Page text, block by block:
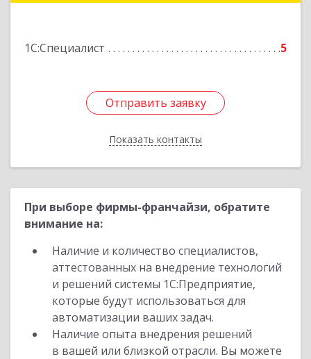
1С:Специалист 5
Отправить заявку
Показать контакты
Отправить заявку
Назад
При выборе фирмы-франчайзи, обратите
внимание на:
Наличие и количество специалистов,
аттестованных на внедрение технологий
и решений системы 1С:Предприятие,
которые будут использоваться для
автоматизации ваших задач.
Наличие опыта внедрения решений
в вашей или близкой отрасли. Вы можете